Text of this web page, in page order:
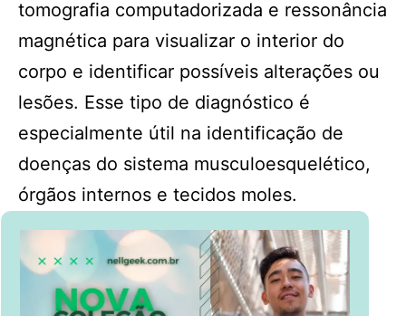
tomografia computadorizada e ressonância
magnética para visualizar o interior do
corpo e identificar possíveis alterações ou
lesões. Esse tipo de diagnóstico é
especialmente útil na identificação de
doenças do sistema musculoesquelético,
órgãos internos e tecidos moles.